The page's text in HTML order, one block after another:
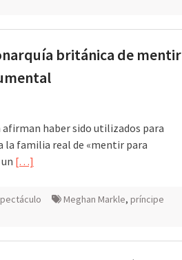
británica de mentir
afirman haber sido utilizados para
la familia real de «mentir para
[…]
Meghan Markle, príncipe